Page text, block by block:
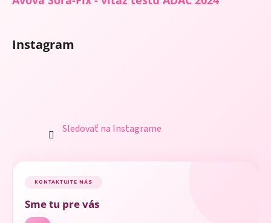
Instagram
Sledovať na Instagrame
KONTAKTUJTE NÁS
Sme tu pre vás